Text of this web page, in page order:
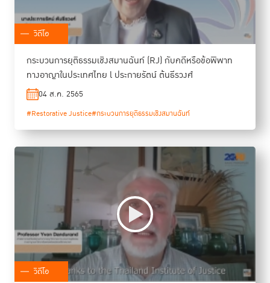
วิดีโอ
กระบวนการยุติธรรมเชิงสมานฉันท์ (RJ) กับคดีหรือข้อพิพาท
ทางอาญาในประเทศไทย l ประกายรัตน์ ต้นธีรวงศ์
04 ส.ค. 2565
#Restorative Justice#กระบวนการยุติธรรมเชิงสมานฉันท์
วิดีโอ